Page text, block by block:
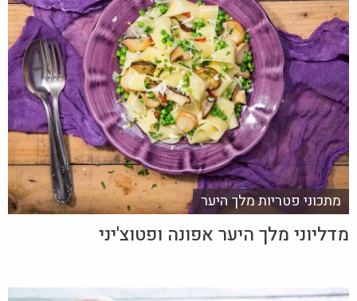
מתכוני פטריות מלך היער
מדליוני מלך היער אפונה ופטוצ'יני